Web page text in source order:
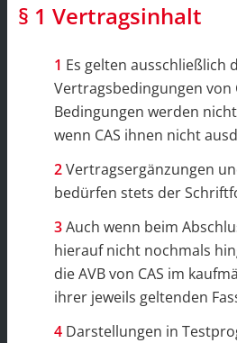
§ 1 Vertragsinhalt
Es gelten ausschließlich
Vertragsbedingungen von
Bedingungen werden
wenn CAS ihnen nicht
Vertragsergänzungen
bedürfen stets der
Auch wenn beim
hierauf nicht nochmals
die AVB von CAS im
ihrer jeweils geltenden
Darstellungen in